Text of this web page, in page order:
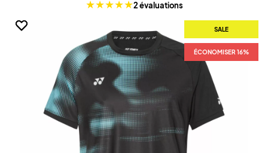
2 évaluations
SALE
ÉCONOMISER 16%
SALE
ÉCONOMISER 16%